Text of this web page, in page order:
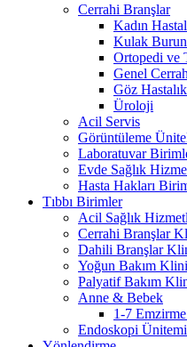
Cerrahi Branşlar
Kadın
Kulak
Ortopedi ve
Genel Cerrah
Göz
Üroloji
Acil Servis
Görüntüleme
Laboratuvar
Evde Sağlık
Hasta Hakları
Tıbbı Birimler
Acil Sağlık
Cerrahi Branşlar
Dahili Branşlar
Yoğun Bakım
Palyatif Bakım
Anne & Bebek
1-7
Endoskopi